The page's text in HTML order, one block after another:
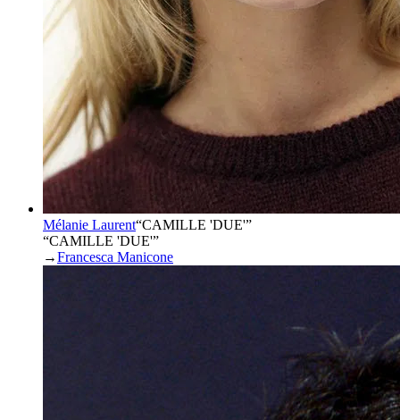
Mélanie Laurent“CAMILLE 'DUE'”
“CAMILLE 'DUE'”
→Francesca Manicone